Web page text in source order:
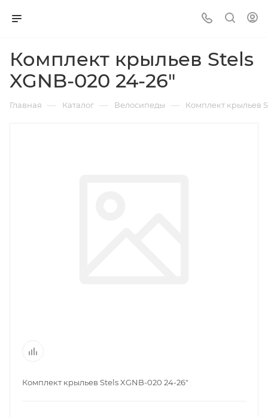
Комплект крыльев Stels
XGNB-020 24-26"
Главная — Каталог — Велосипеды — Комплект крыльев
Комплект крыльев Stels XGNB-020 24-26"